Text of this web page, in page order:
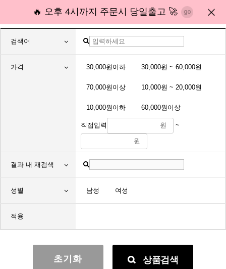
🔥 오후 4시까지 주문시 당일출고 🚀
검색어
가격 30,000원이하 30,000원 ~ 60,000원
70,000원이상 10,000원 ~ 20,000원
10,000원이하 60,000원이상
직접입력 원 ~
원
결과 내 재검색
성별 남성 여성
적용
초기화 상품검색